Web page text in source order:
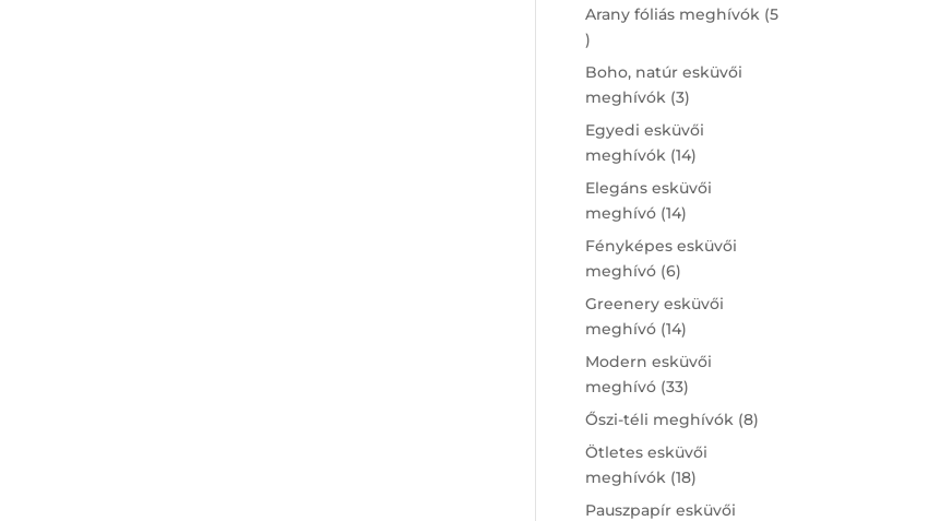
products
Arany fóliás meghívók 5
5
products
Boho, natúr esküvői
meghívók 33
products
Egyedi esküvői
meghívók 1414
products
Elegáns esküvői
meghívó 1414
products
Fényképes esküvői
meghívó 66
products
Greenery esküvői
meghívó 1414
products
Modern esküvői
meghívó 3333
products
Őszi-téli meghívók 88
Ötletes esküvői
meghívók 1818
products
Pauszpapír esküvői